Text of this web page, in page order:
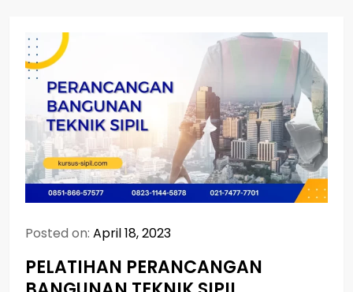
Posted on: April 18, 2023
PELATIHAN PERANCANGAN